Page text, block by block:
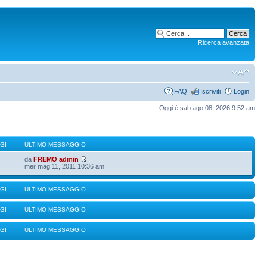
Ricerca avanzata
FAQ Iscriviti Login
Oggi è sab ago 08, 2026 9:52 am
ULTIMO MESSAGGIO
daFREMO admin
mer mag 11, 2011 10:36 am
ULTIMO MESSAGGIO
ULTIMO MESSAGGIO
ULTIMO MESSAGGIO